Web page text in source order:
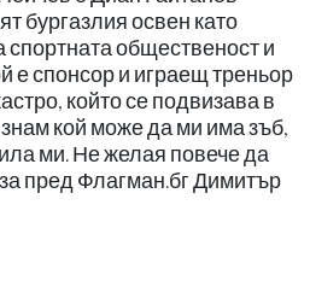
бургазлия освен като
спортната общественост и
е спонсор и играещ треньор
който се подвизава в
кой може да ми има зъб,
ми. Не желая повече да
пред Флагман.бг Димитър